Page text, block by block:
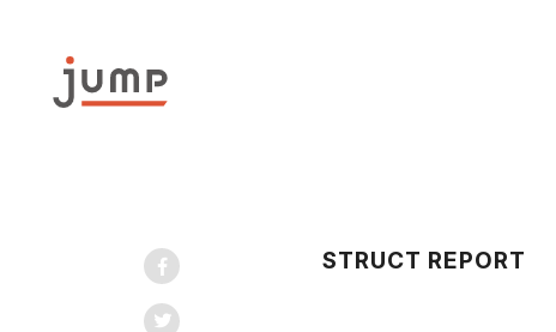
STRUCT REPORT